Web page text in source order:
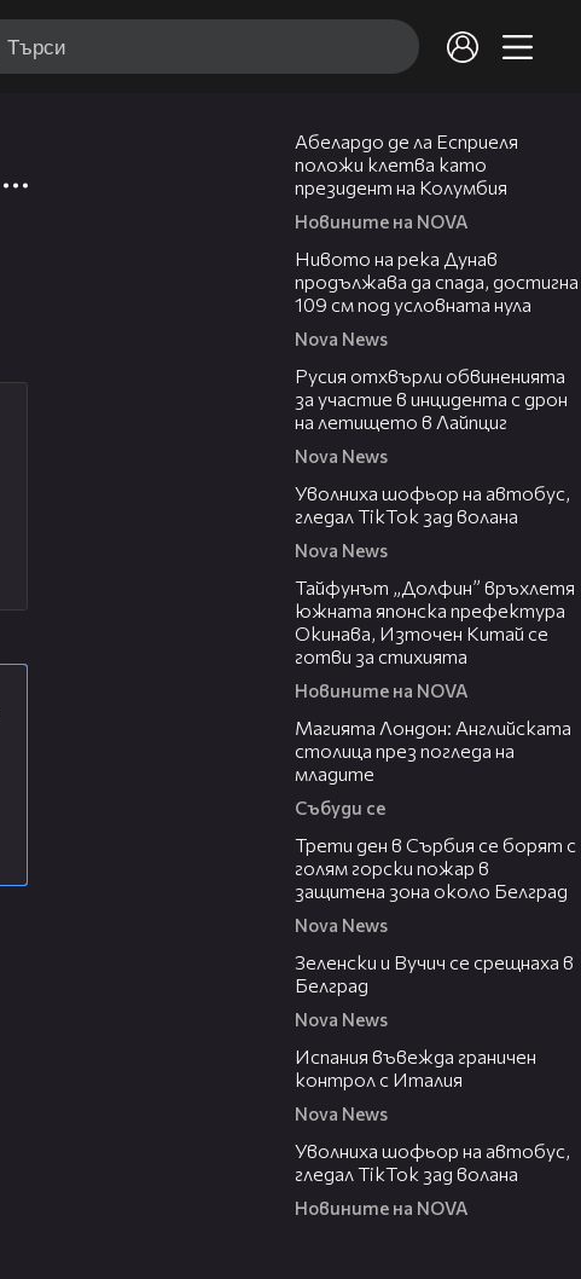
Абелардо де ла Есприеля
положи клетва като
президент на Колумбия
Новините на NOVA
Нивото на река Дунав
продължава да спада, достигна
109 см под условната нула
Nova News
Русия отхвърли обвиненията
за участие в инцидента с дрон
на летището в Лайпциг
Nova News
Уволниха шофьор на автобус,
гледал TikTok зад волана
Nova News
Тайфунът „Долфин” връхлетя
южната японска префектура
Окинава, Източен Китай се
готви за стихията
Новините на NOVA
Магията Лондон: Английската
столица през погледа на
младите
Събуди се
Трети ден в Сърбия се борят с
голям горски пожар в
защитена зона около Белград
Nova News
Зеленски и Вучич се срещнаха в
Белград
Nova News
Испания въвежда граничен
контрол с Италия
Nova News
Уволниха шофьор на автобус,
гледал TikTok зад волана
Новините на NOVA